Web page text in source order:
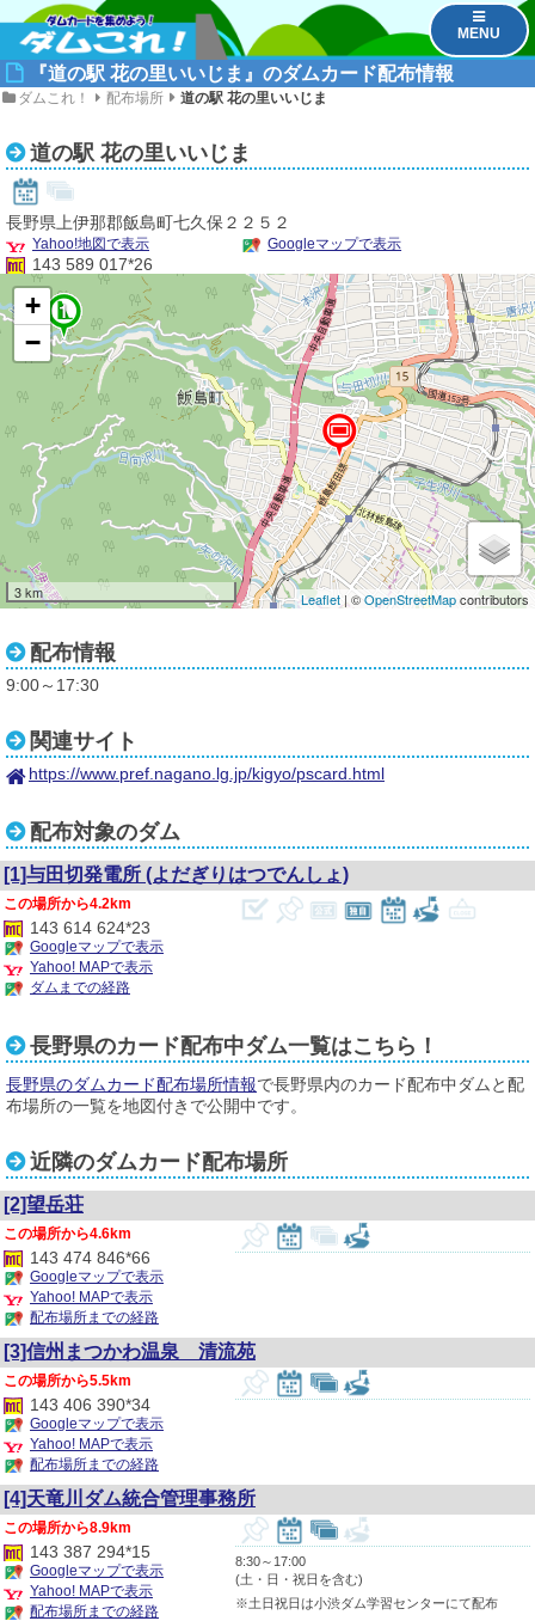
MENU
『道の駅 花の里いいじま』のダムカード配布情報
ダムこれ！ 配布場所 道の駅 花の里いいじま
道の駅 花の里いいじま
長野県上伊那郡飯島町七久保２２５２
Yahoo!地図で表示 Googleマップで表示
143 589 017*26
3
1
+
−
3 km Leaflet | ©OpenStreetMapcontributors
配布情報
9:00～17:30
関連サイト
https://www.pref.nagano.lg.jp/kigyo/pscard.html
配布対象のダム
[1]与田切発電所 (よだぎりはつでんしょ)
4.2km
143 614 624*23
Googleマップで表示
Yahoo! MAPで表示
ダムまでの経路
長野県のカード配布中ダム一覧はこちら！
長野県のダムカード配布場所情報で長野県内のカード配布中ダムと配
布場所の一覧を地図付きで公開中です。
近隣のダムカード配布場所
[2]望岳荘
4.6km
143 474 846*66
Googleマップで表示
Yahoo! MAPで表示
配布場所までの経路
[3]信州まつかわ温泉 清流苑
5.5km
143 406 390*34
Googleマップで表示
Yahoo! MAPで表示
配布場所までの経路
[4]天竜川ダム統合管理事務所
8:30～17:00
(土・日・祝日を含む)
※土日祝日は小渋ダム学習センターにて配布
8.9km
143 387 294*15
Googleマップで表示
Yahoo! MAPで表示
配布場所までの経路